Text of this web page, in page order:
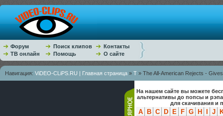
Форум Поиск клипов
Контакты
ТВ онлайн
Помощь О сайте
Навигация: ViDEO-CLiPS.RU | Главная страница » T » The All-American Rejects -
На нашем сайте вы можете
альтернативы до попсы и
для скачивания и
A B C D E F G H J